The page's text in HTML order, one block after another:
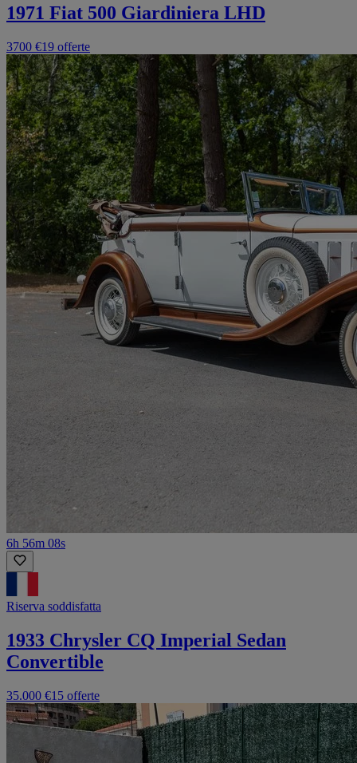
1971 Fiat 500 Giardiniera LHD
3700 €19 offerte
6h 56m 08s
Riserva soddisfatta
1933 Chrysler CQ Imperial Sedan
Convertible
35.000 €15 offerte